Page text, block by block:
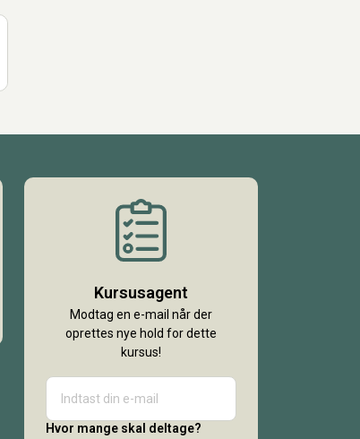
Kursusagent
Modtag en e-mail når der
oprettes nye hold for dette
kursus!
Hvor mange skal deltage?